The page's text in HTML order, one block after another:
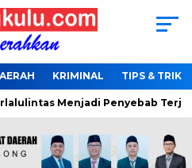
KRIMINAL TIPS & TRIK
Menjadi Penyebab Terjaring